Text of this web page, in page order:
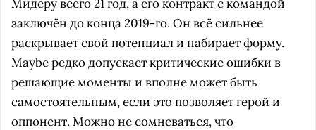
Мидеру всего 21 год, а его контракт с командой
заключён до конца 2019-го. Он всё сильнее
раскрывает свой потенциал и набирает форму.
Maybe редко допускает критические ошибки в
решающие моменты и вполне может быть
самостоятельным, если это позволяет герой и
оппонент. Можно не сомневаться, что